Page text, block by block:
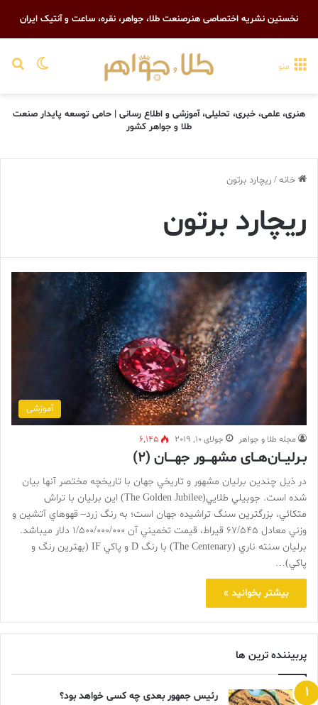
نخستین نشریه اختصاصی هنرصنعت طلا، جواهر، نقره، ساعت و آنتیک ایران
تغییر منو
هنری، علمی، خبری، تحلیلی، آموزشی و اطلاع رسانی | حامی توسعه پایدار صنعت
طلا و جواهر کشور
خانه/ ريچارد برتون
ريچارد برتون
آموزشی
مجله طلا و جواهر جولای 10, 2019 6,145
بـرلیـــان‌هـــای مشهــــور جهـــــان (۲)
در ذيل چندين برليان مشهور و تاريخي جهان با تاريخچه مختصر آنها بيان
شده است. جوبيلي طلايي(The Golden Jubilee) اين برليان با تراش
متکائي، بزرگترين سنگ تراشيده جهان است؛ به رنگ زرد– قهوهاي آتشين و
وزني معادل 67/545 قيراط، قيمت تخميني آن 1/500/000/000 دلار ميباشد.
برليان سنته ناري (The Centenary) با رنگ D و پاکي IF (بهترين رنگ و
پاکي)…
بیشتر بخوانید »
پربیننده ترین ها
رئیس جمهور بعدی چه کسی خواهد بود؟